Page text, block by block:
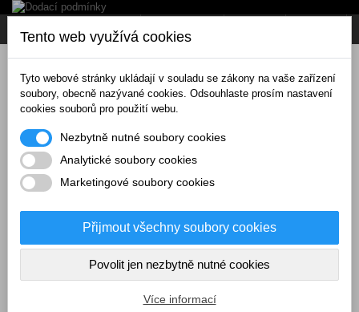
Košík (prázdný)
Tento web využívá cookies
Tyto webové stránky ukládají v souladu se zákony na vaše zařízení
soubory, obecně nazývané cookies. Odsouhlaste prosím nastavení
cookies souborů pro použití webu.
Nezbytně nutné soubory cookies
Analytické soubory cookies
Marketingové soubory cookies
Přijmout všechny soubory cookies
Povolit jen nezbytně nutné cookies
Více informací